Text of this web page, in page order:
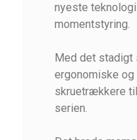
nyeste
momentstyring.
Med det stadigt
ergonomiske og
skruetrækkere
serien.